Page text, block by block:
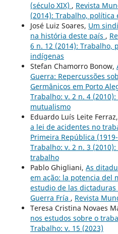
(século XIX) , Revista
(2014): Trabalho,
José Luiz Soares, Um
na história deste país ,
6 n. 12 (2014): Trabalho,
indígenas
Stefan Chamorro Bonow,
Guerra: Repercussões
Germânicos em Porto
Trabalho: v. 2 n. 4
mutualismo
Eduardo Luís Leite Ferraz,
a lei de acidentes no
Primeira República
Trabalho: v. 2 n. 3
trabalho
Pablo Ghigliani, As
em ação: la potencia del
estudio de las
Guerra Fría , Revista
Teresa Cristina Novaes
nos estudos sobre o
Trabalho: v. 15 (2023)